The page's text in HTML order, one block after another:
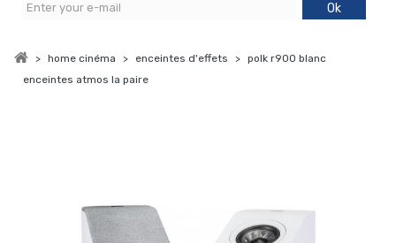
Ok
> home cinéma > enceintes d'effets > polk r900 blanc
enceintes atmos la paire